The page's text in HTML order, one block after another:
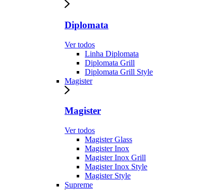
Diplomata
Ver todos
Linha Diplomata
Diplomata Grill
Diplomata Grill Style
Magister
Magister
Ver todos
Magister Glass
Magister Inox
Magister Inox Grill
Magister Inox Style
Magister Style
Supreme